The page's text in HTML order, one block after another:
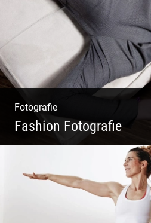
Fotografie
Fashion Fotografie
Mode|Menschen|Magazin